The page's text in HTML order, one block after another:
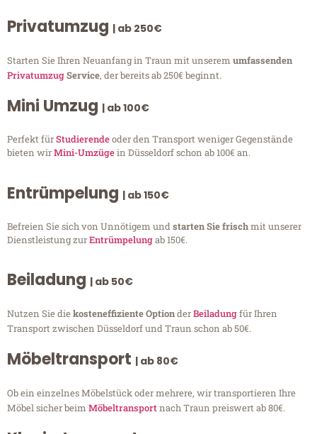
Privatumzug | ab 250€
Starten Sie Ihren Neuanfang in Traun mit unserem umfassenden
PrivatumzugService, der bereits ab 250€ beginnt.
Mini Umzug | ab 100€
Perfekt fürStudierendeoder den Transport weniger Gegenstände
bieten wirMini-Umzügein Düsseldorf schon ab 100€ an.
Entrümpelung | ab 150€
Befreien Sie sich von Unnötigem undstarten Sie frischmit unserer
Dienstleistung zurEntrümpelungab 150€.
Beiladung | ab 50€
Nutzen Sie diekosteneffiziente OptionderBeiladungfür Ihren
Transport zwischen Düsseldorf und Traun schon ab 50€.
Möbeltransport | ab 80€
Ob ein einzelnes Möbelstück oder mehrere, wir transportieren Ihre
Möbel sicher beim Möbeltransportnach Traun preiswert ab 80€.